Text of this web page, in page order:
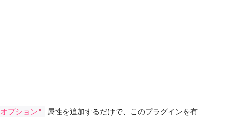
オプション"
属性を追加するだけで、このプラグインを有